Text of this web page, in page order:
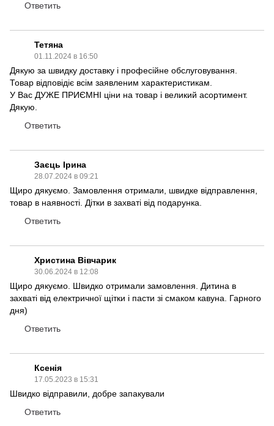
Ответить
Тетяна
01.11.2024 в 16:50
Дякую за швидку доставку і професійне обслуговування.
Товар відповідіє всім заявленим характеристикам.
У Вас ДУЖЕ ПРИЄМНІ ціни на товар і великий асортимент.
Дякую.
Ответить
Заєць Ірина
28.07.2024 в 09:21
Щиро дякуємо. Замовлення отримали, швидке відправлення,
товар в наявності. Дітки в захваті від подарунка.
Ответить
Христина Вівчарик
30.06.2024 в 12:08
Щиро дякуємо. Швидко отримали замовлення. Дитина в
захваті від електричної щітки і пасти зі смаком кавуна. Гарного
дня)
Ответить
Ксенія
17.05.2023 в 15:31
Швидко відправили, добре запакували
Ответить